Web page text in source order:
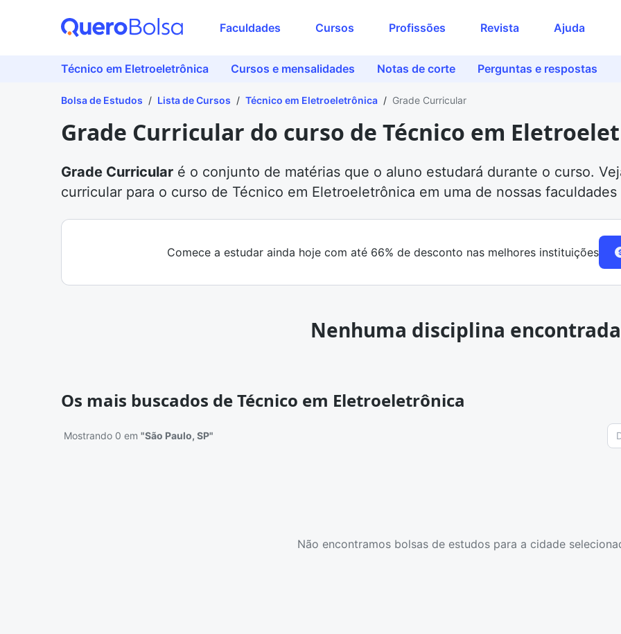
Faculdades Cursos Profissões Revista Ajuda
Técnico em Eletroeletrônica Cursos e mensalidades Notas de corte Perguntas e respostas
Bolsa de Estudos / Lista de Cursos / Técnico em Eletroeletrônica / Grade Curricular
Grade Curricular do curso de Técnico em
Grade Curricular é o conjunto de matérias que o aluno estudará durante o curso.
curricular para o curso de Técnico em Eletroeletrônica em uma de nossas faculdades
Comece a estudar ainda hoje com até 66% de desconto nas melhores instituições
Nenhuma disciplina encontrada
Os mais buscados de Técnico em Eletroeletrônica
Mostrando 0 em "São Paulo, SP"
Não encontramos bolsas de estudos para a cidade